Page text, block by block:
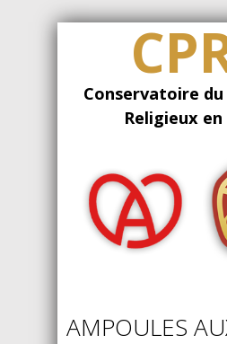
Conservatoire
Religieux en
AMPOULES